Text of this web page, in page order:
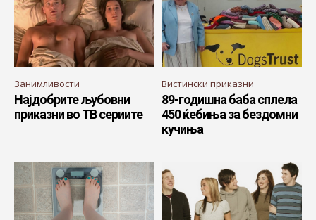
Занимливости
Најдобрите љубовни
приказни во ТВ сериите
Вистински приказни
89-годишна баба сплела
450 ќебиња за бездомни
кучиња